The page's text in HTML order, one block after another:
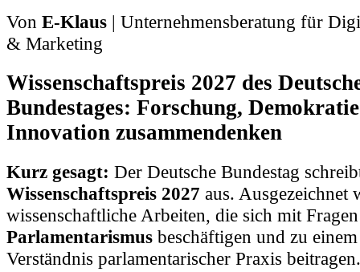
& Marketing
Wissenschaftspreis 2027 des
Bundestages: Forschung,
Innovation zusammendenken
Wissenschaftspreis 2027aus. Ausgezeichnet
wissenschaftliche Arbeiten, die sich mit
Parlamentarismusbeschäftigen und zu einem
Verständnis parlamentarischer Praxis
mit10.000 Eurodotiert. Die vollständigen